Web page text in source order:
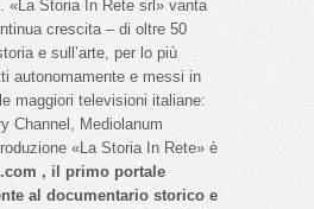
«La Storia In Rete srl» vanta
crescita – di oltre 50
e sull’arte, per lo più
autonomamente e messi in
maggiori televisioni italiane:
Channel, Mediolanum
«La Storia In Rete» è
, il primo portale
al documentario storico e